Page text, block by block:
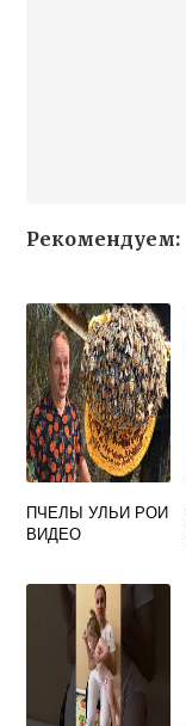
Рекомендуем:
ПЧЕЛЫ УЛЬИ РОИ
ВИДЕО